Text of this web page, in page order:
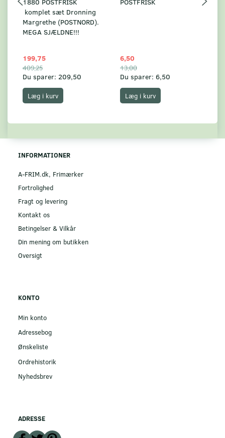
komplet sæt Dronning
Margrethe (POSTNORD).
MEGA SJÆLDNE!!!
199,75
409,25
Du sparer: 209,50
Læg i kurv
6,50
13,00
Du sparer: 6,50
Læg i kurv
INFORMATIONER
A-FRIM.dk, Frimærker
Fortrolighed
Fragt og levering
Kontakt os
Betingelser & Vilkår
Din mening om butikken
Oversigt
KONTO
Min konto
Adressebog
Ønskeliste
Ordrehistorik
Nyhedsbrev
ADRESSE